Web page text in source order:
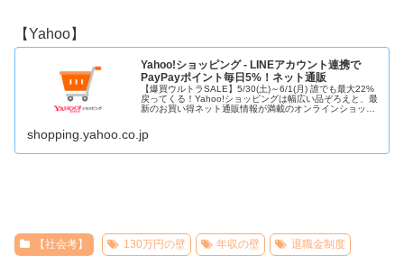
【Yahoo】
Yahoo!ショッピング - LINEアカウント連携で
PayPayポイント毎日5%！ネット通販
【爆買ウルトラSALE】5/30(土)～6/1(月) 誰でも最大22%
戻ってくる！Yahoo!ショッピングは幅広い品ぞろえと、最
新のお買い得ネット通販情報が満載のオンラインショッピ
shopping.yahoo.co.jp
【社会考】 130万円の壁 年収の壁 退職金制度